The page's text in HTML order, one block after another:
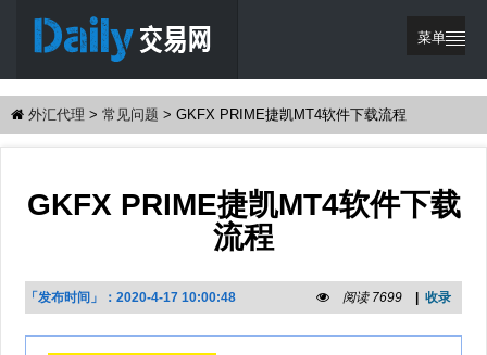
菜单
网站首页
交易策略
注册
登录
外汇代理 > 常见问题 > GKFX PRIME捷凯MT4软件下载流程
GKFX PRIME捷凯MT4软件下载
流程
「发布时间」：2020-4-17 10:00:48 阅读 7699 收录